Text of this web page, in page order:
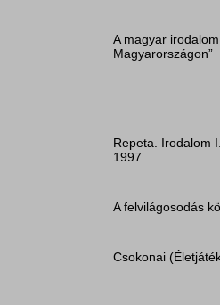
A magyar
Magyarországon”
Repeta. Irodalom
1997.
A felvilágosodás
Csokonai